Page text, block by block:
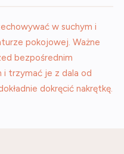
w suchym i
pokojowej. Ważne
bezpośrednim
i trzymać je z dala od
dokręcić nakrętkę.